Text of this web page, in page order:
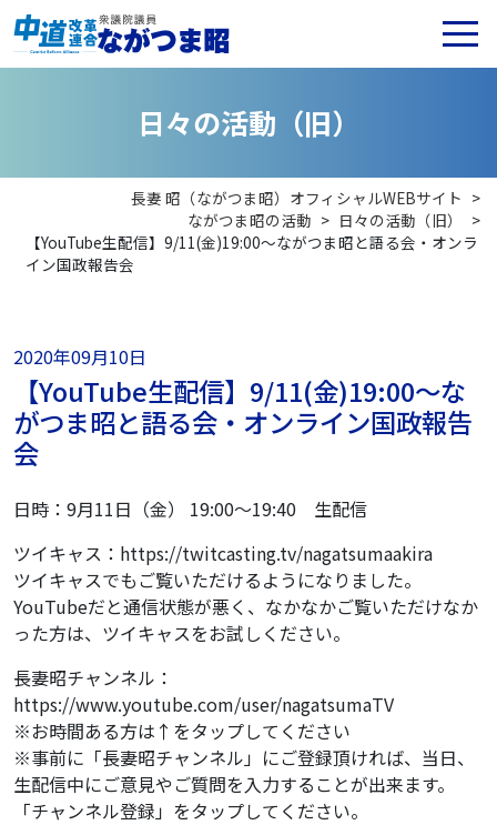
日々の活動 （旧）
長妻 昭（ながつま昭）オフィシャルWEBサイト >
ながつま昭の活動 > 日々の活動（旧）
>
【YouTube生配信】9/11(金)19:00〜ながつま昭と語る会・オンラ
イン国政報告会
2020年09月10日
【YouTube生配信】9/11(金)19:00〜な
がつま昭と語る会・オンライン国政報告
会
日時：9月11日（金） 19:00〜19:40 生配信
ツイキャス： https://twitcasting.tv/nagatsumaakira
ツイキャスでもご覧いただけるようになりました。
YouTubeだと通信状態が悪く、なかなかご覧いただけなか
った方は、ツイキャスをお試しください。
長妻昭チャンネル：
https://www.youtube.com/user/nagatsumaTV
※お時間ある方は↑をタップしてください
※事前に「長妻昭チャンネル」にご登録頂ければ、当日、
生配信中にご意見やご質問を入力することが出来ます。
「チャンネル登録」をタップしてください。